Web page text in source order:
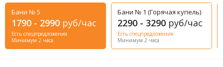
Бани № 5
1790 - 2990 руб/час
Есть спецпредложения
Минимум 2 часа
Бани № 1 (Горячая купель)
2290 - 3290 руб/час
Есть спецпредложения
Минимум 2 часа